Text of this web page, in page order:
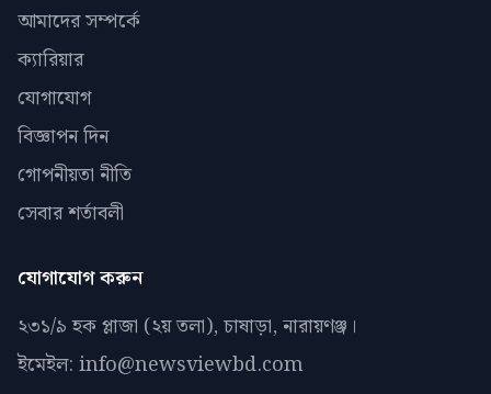
আমাদের সম্পর্কে
ক্যারিয়ার
যোগাযোগ
বিজ্ঞাপন দিন
গোপনীয়তা নীতি
সেবার শর্তাবলী
যোগাযোগ করুন
২৩১/৯ হক প্লাজা (২য় তলা), চাষাড়া, নারায়ণঞ্জ।
ইমেইল: info@newsviewbd.com